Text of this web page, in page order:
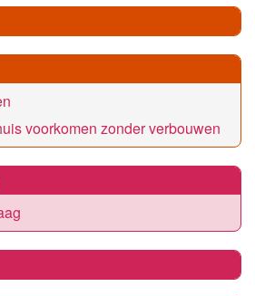
voorkomen zonder verbouwen